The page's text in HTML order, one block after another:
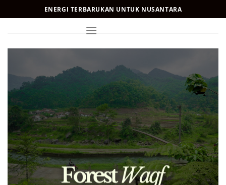
to
ENERGI TERBARUKAN UNTUK NUSANTARA